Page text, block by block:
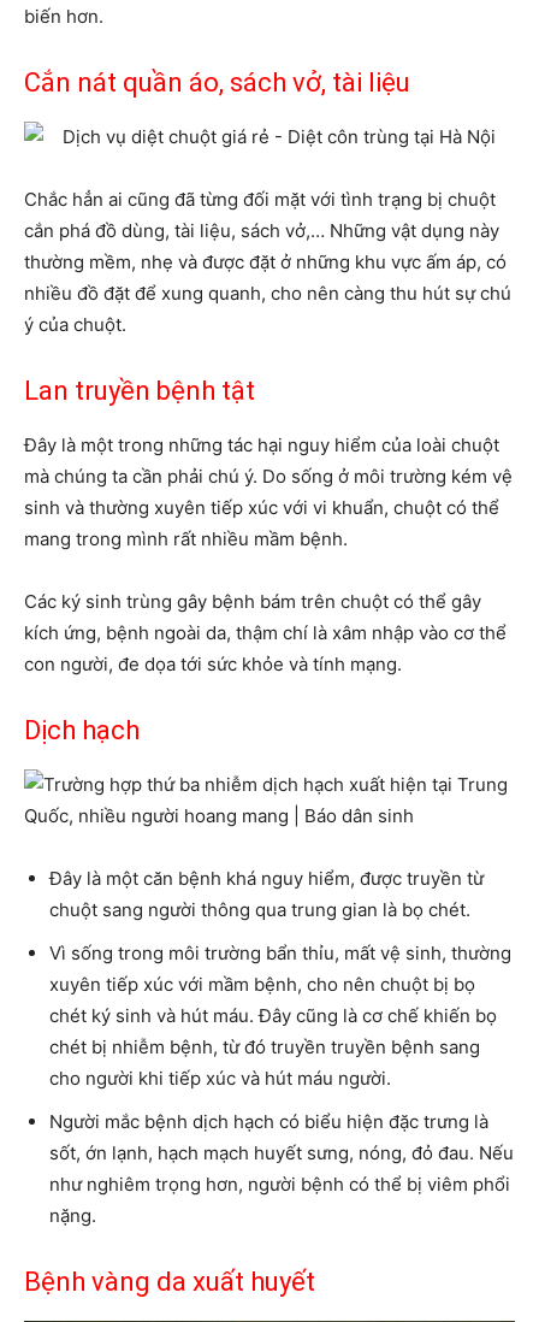
biến hơn.
Cắn nát quần áo, sách vở, tài liệu
Chắc hẳn ai cũng đã từng đối mặt với tình trạng bị chuột
cắn phá đồ dùng, tài liệu, sách vở,… Những vật dụng này
thường mềm, nhẹ và được đặt ở những khu vực ấm áp, có
nhiều đồ đặt để xung quanh, cho nên càng thu hút sự chú
ý của chuột.
Lan truyền bệnh tật
Đây là một trong những tác hại nguy hiểm của loài chuột
mà chúng ta cần phải chú ý. Do sống ở môi trường kém vệ
sinh và thường xuyên tiếp xúc với vi khuẩn, chuột có thể
mang trong mình rất nhiều mầm bệnh.
Các ký sinh trùng gây bệnh bám trên chuột có thể gây
kích ứng, bệnh ngoài da, thậm chí là xâm nhập vào cơ thể
con người, đe dọa tới sức khỏe và tính mạng.
Dịch hạch
Đây là một căn bệnh khá nguy hiểm, được truyền từ
chuột sang người thông qua trung gian là bọ chét.
Vì sống trong môi trường bẩn thỉu, mất vệ sinh, thường
xuyên tiếp xúc với mầm bệnh, cho nên chuột bị bọ
chét ký sinh và hút máu. Đây cũng là cơ chế khiến bọ
chét bị nhiễm bệnh, từ đó truyền truyền bệnh sang
cho người khi tiếp xúc và hút máu người.
Người mắc bệnh dịch hạch có biểu hiện đặc trưng là
sốt, ớn lạnh, hạch mạch huyết sưng, nóng, đỏ đau. Nếu
như nghiêm trọng hơn, người bệnh có thể bị viêm phổi
nặng.
Bệnh vàng da xuất huyết